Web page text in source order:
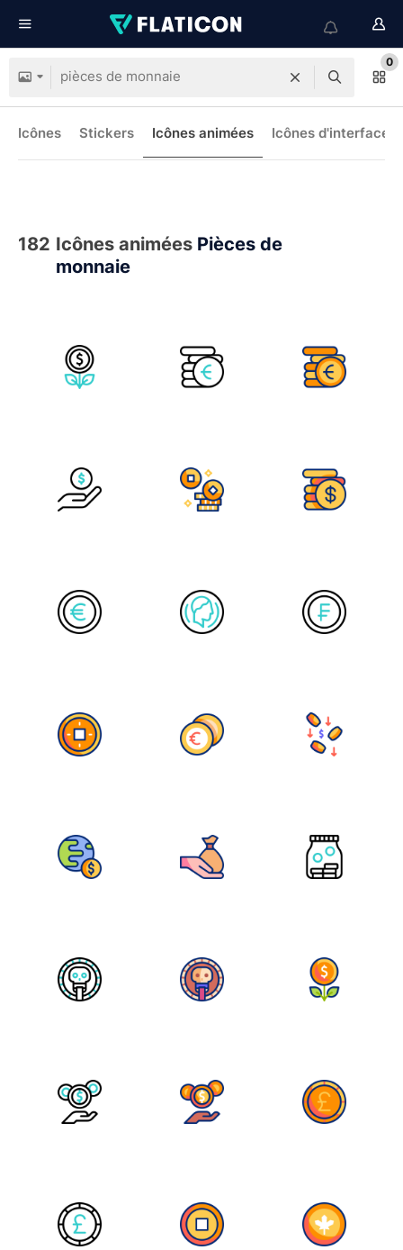
0
Icônes Stickers Icônes animées Icônes d'interface
182 Icônes animées Pièces de
monnaie